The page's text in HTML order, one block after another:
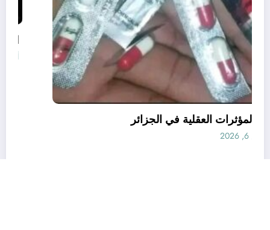
قانون المؤثرات العقلية في الجزائر
أغسطس 6, 2026